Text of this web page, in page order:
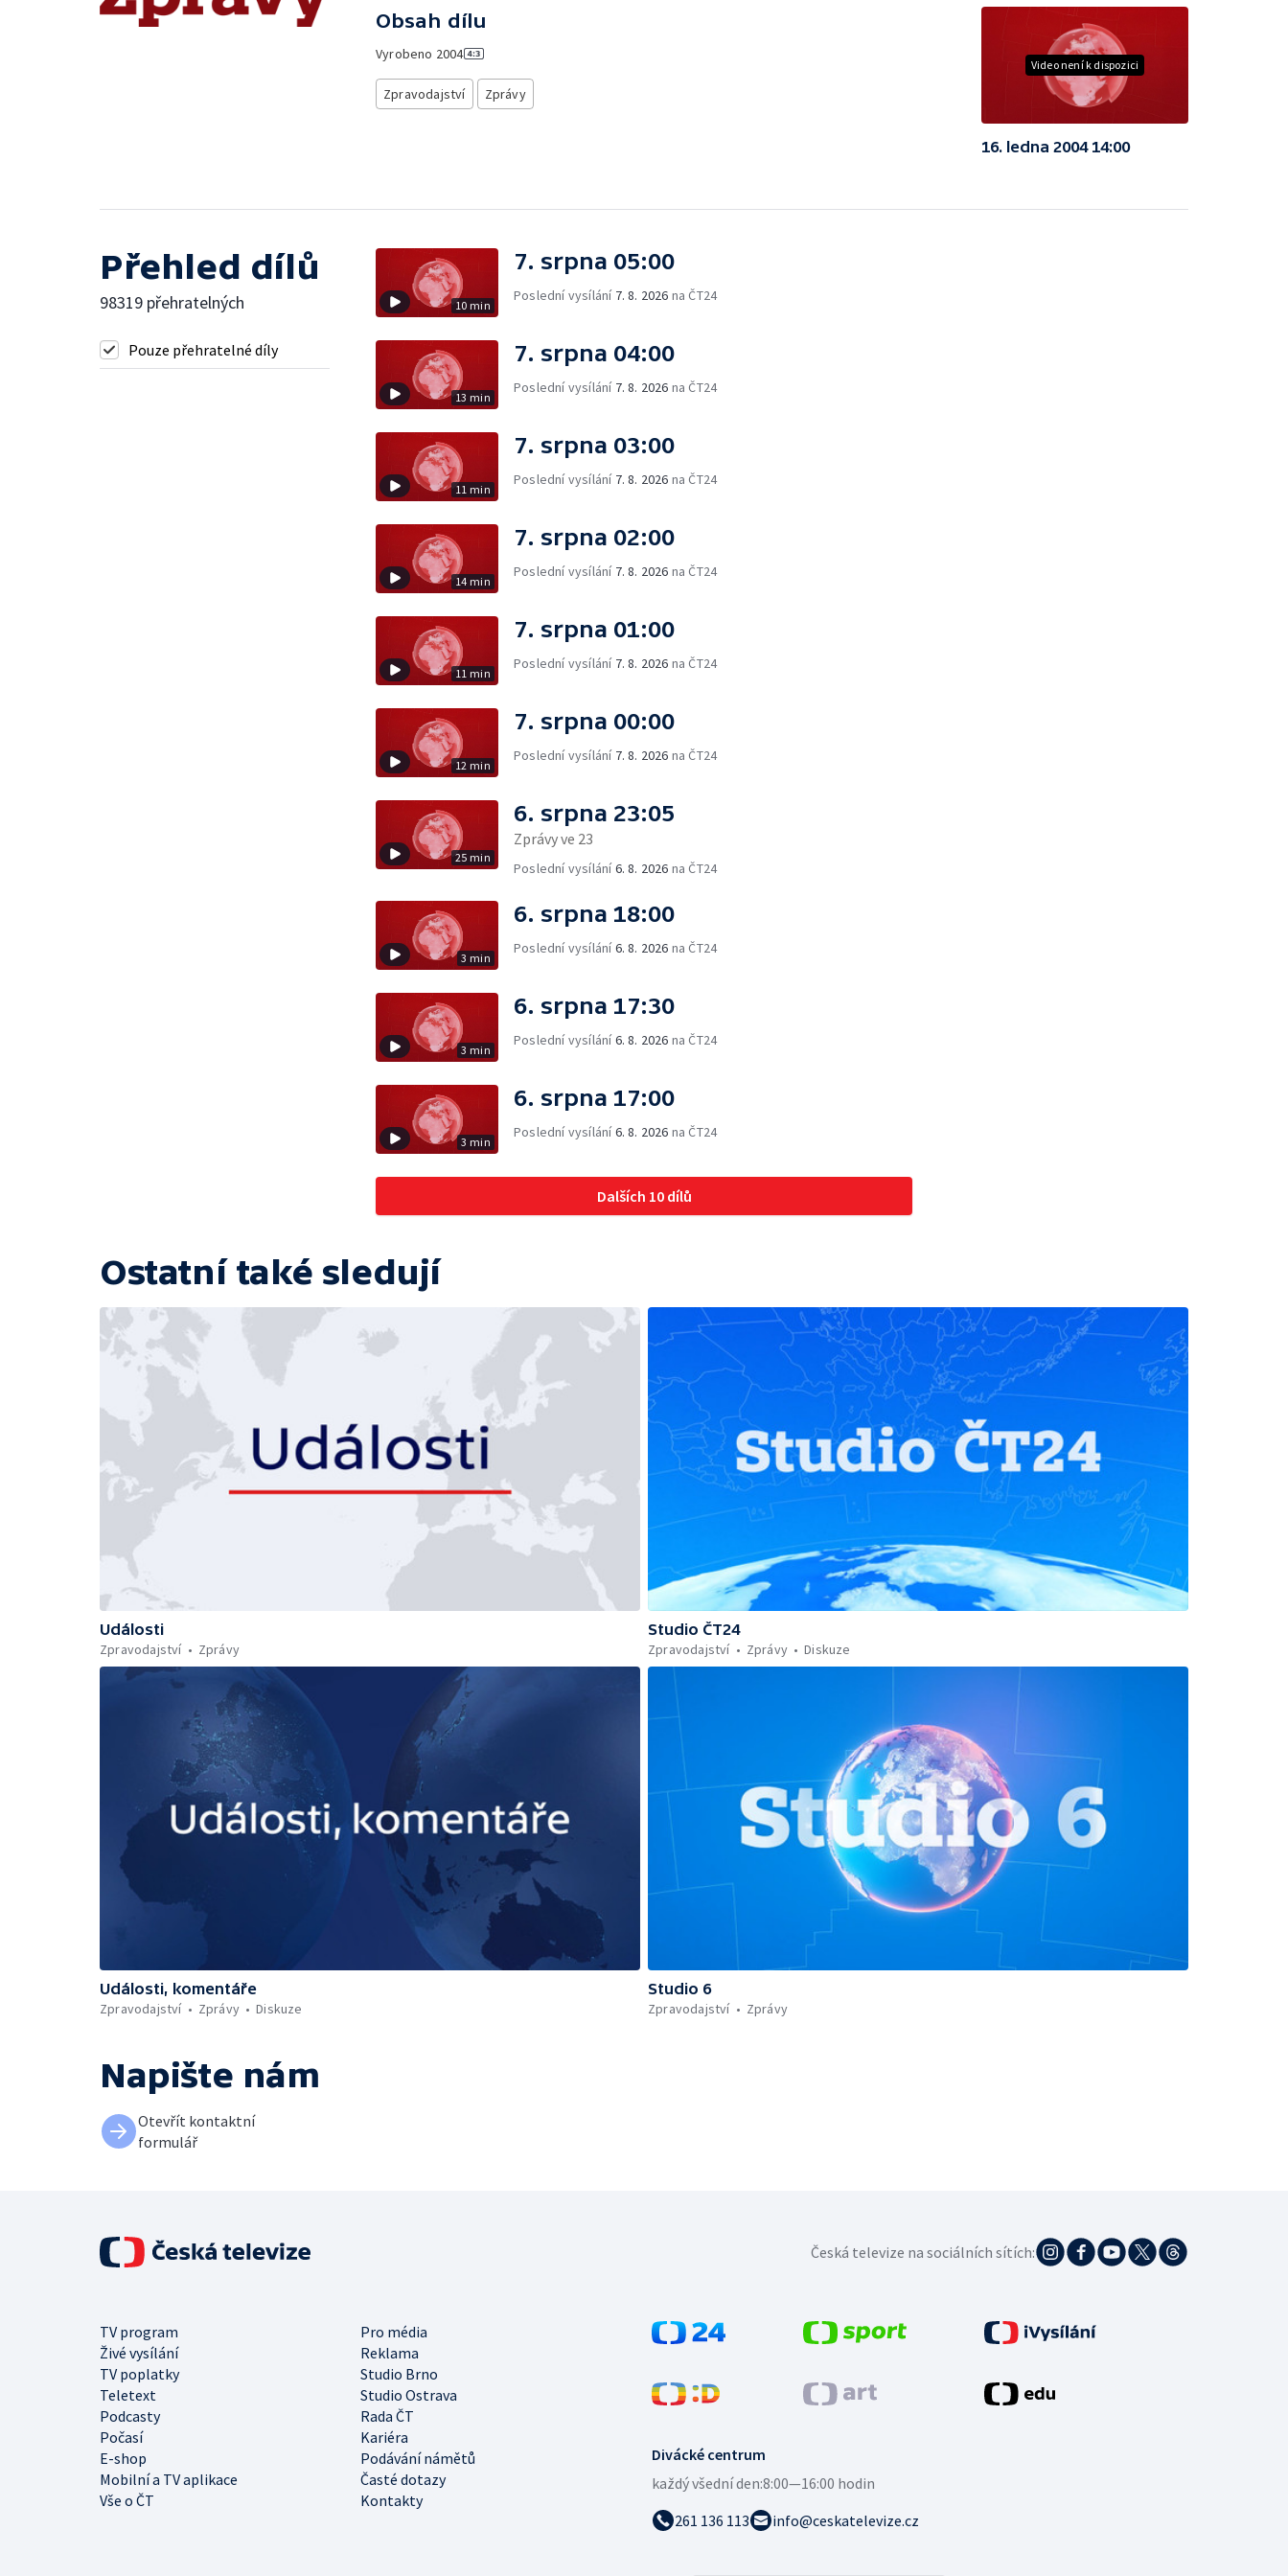
Obsah dílu
Vyrobeno 2004
Zpravodajství Zprávy
Video není k dispozici
16. ledna 2004 14:00
Přehled dílů
98319 přehratelných
Pouze přehratelné díly
10 min
7. srpna 05:00
Poslední vysílání 7. 8. 2026 na ČT24
13 min
7. srpna 04:00
Poslední vysílání 7. 8. 2026 na ČT24
11 min
7. srpna 03:00
Poslední vysílání 7. 8. 2026 na ČT24
14 min
7. srpna 02:00
Poslední vysílání 7. 8. 2026 na ČT24
11 min
7. srpna 01:00
Poslední vysílání 7. 8. 2026 na ČT24
12 min
7. srpna 00:00
Poslední vysílání 7. 8. 2026 na ČT24
25 min
6. srpna 23:05
Zprávy ve 23
Poslední vysílání6. 8. 2026 na ČT24
3 min
6. srpna 18:00
Poslední vysílání6. 8. 2026 na ČT24
3 min
6. srpna 17:30
Poslední vysílání6. 8. 2026 na ČT24
3 min
6. srpna 17:00
Poslední vysílání6. 8. 2026 na ČT24
Dalších 10 dílů
Ostatní také sledují
Události
Zpravodajství
Zprávy
Studio ČT24
Zpravodajství
Zprávy Diskuze
Události, komentáře
Zpravodajství
Zprávy Diskuze
Studio 6
Zpravodajství
Zprávy
Napište nám
Otevřít kontaktní
formulář
Divácké centrum
každý všední den:8:00—16:00 hodin
261 136 113
info@ceskatelevize.cz
TV program
Pro média
Živé vysílání
Reklama
TV poplatky
Studio Brno
Teletext
Studio Ostrava
Podcasty
Rada ČT
Počasí
Kariéra
E-shop
Podávání námětů
Mobilní a TV aplikace
Časté dotazy
Vše o ČT
Kontakty
Česká televize na sociálních sítích: